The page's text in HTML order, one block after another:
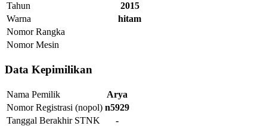
Tahun
2015
Warna
hitam
Nomor Rangka
Nomor Mesin
Data Kepimilikan
Nama Pemilik
Arya
Nomor Registrasi (nopol) n5929
Tanggal Berakhir STNK
-